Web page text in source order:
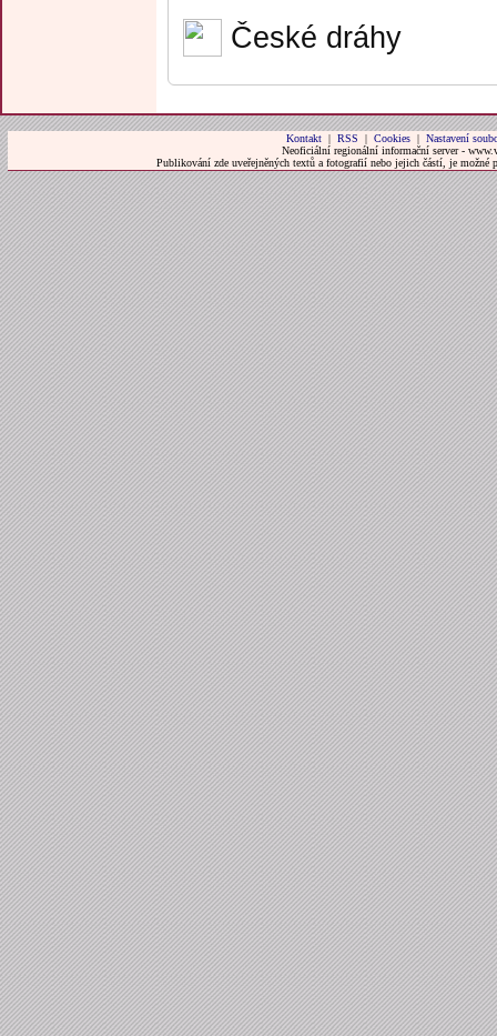
České dráhy
Kontakt| RSS | Cookies| Nastavení
Neoficiální regionální informační server -
Publikování zde uveřejněných textů a fotografií nebo jejich částí, je možné